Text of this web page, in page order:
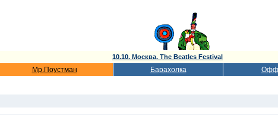
10.10. Москва. The Beatles Festival
Мр.Поустман Барахолка